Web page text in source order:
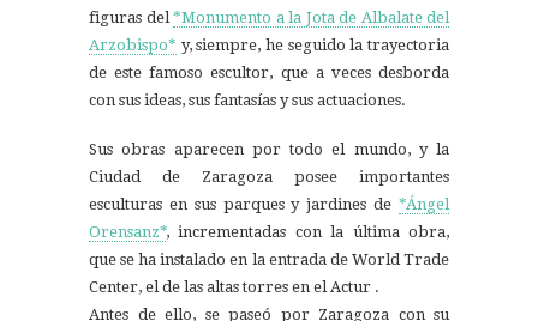
figuras del *Monumento a la Jota de Albalate del
Arzobispo* y, siempre, he seguido la trayectoria
de este famoso escultor, que a veces desborda
con sus ideas, sus fantasías y sus actuaciones.
Sus obras aparecen por todo el mundo, y la
Ciudad de Zaragoza posee importantes
esculturas en sus parques y jardines de *Ángel
Orensanz*, incrementadas con la última obra,
que se ha instalado en la entrada de World Trade
Center, el de las altas torres en el Actur .
Antes de ello, se paseó por Zaragoza con su